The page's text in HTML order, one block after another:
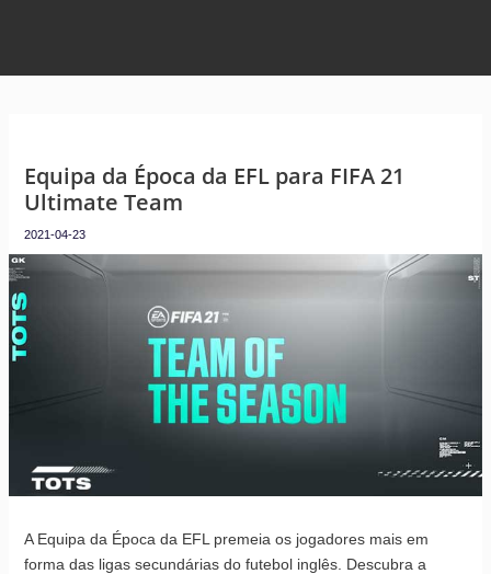
Equipa da Época da EFL para FIFA 21
Ultimate Team
2021-04-23
A Equipa da Época da EFL premeia os jogadores mais em
forma das ligas secundárias do futebol inglês. Descubra a